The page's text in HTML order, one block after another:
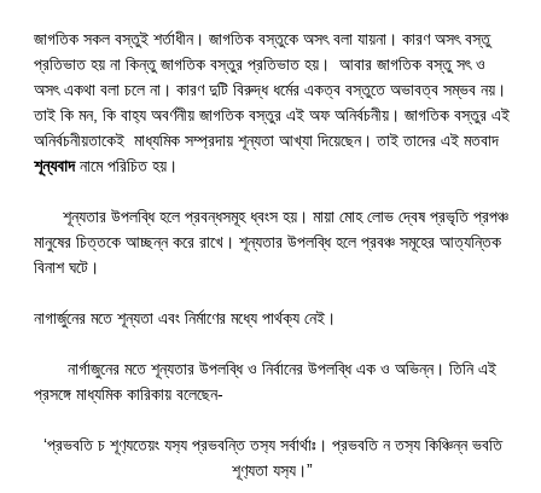
জাগতিক সকল বস্তুই শর্তাধীন। জাগতিক বস্তুকে অসৎ বলা যায়না। কারণ অসৎ বস্তু
প্রতিভাত হয় না কিন্তু জাগতিক বস্তুর প্রতিভাত হয়। আবার জাগতিক বস্তু সৎ ও
অসৎ একথা বলা চলে না। কারণ দুটি বিরুদ্ধ ধর্মের একত্ব বস্তুতে অভাবত্ব সম্ভব নয়।
তাই কি মন, কি বাহ‍্য অবর্ণনীয় জাগতিক বস্তুর এই অফ অনির্বচনীয়। জাগতিক বস্তুর এই
অনির্বচনীয়তাকেই মাধ্যমিক সম্প্রদায় শূন্যতা আখ্যা দিয়েছেন। তাই তাদের এই মতবাদ
শূন্যবাদনামে পরিচিত হয়।
শূন্যতার উপলব্ধি হলে প্রবন্ধসমূহ ধ্বংস হয়। মায়া মোহ লোভ দ্বেষ প্রভৃতি প্রপঞ্চ
মানুষের চিত্তকে আচ্ছন্ন করে রাখে। শূন্যতার উপলব্ধি হলে প্রবঞ্চ সমূহের আত্যন্তিক
বিনাশ ঘটে।
নাগার্জুনের মতে শূন্যতা এবং নির্মাণের মধ্যে পার্থক্য নেই।
নার্গাজুনের মতে শূন্যতার উপলব্ধি ও নির্বানের উপলব্ধি এক ও অভিন্ন। তিনি এই
প্রসঙ্গে মাধ্যমিক কারিকায় বলেছেন-
‘প্রভবতি চ শূণ‍্যতেয়ং যস‍্য প্রভবন্তি তস‍্য সর্বার্থাঃ। প্রভবতি ন তস‍্য কিঞ্চিন্ন ভবতি
শূণ‍্যতা যস‍্য।”